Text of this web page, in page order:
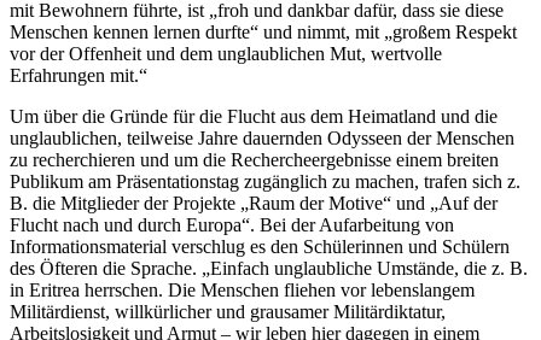
mit Bewohnern führte, ist „froh und dankbar dafür, dass sie diese
Menschen kennen lernen durfte“ und nimmt, mit „großem Respekt
vor der Offenheit und dem unglaublichen Mut, wertvolle
Erfahrungen mit.“
Um über die Gründe für die Flucht aus dem Heimatland und die
unglaublichen, teilweise Jahre dauernden Odysseen der Menschen
zu recherchieren und um die Rechercheergebnisse einem breiten
Publikum am Präsentationstag zugänglich zu machen, trafen sich z.
B. die Mitglieder der Projekte „Raum der Motive“ und „Auf der
Flucht nach und durch Europa“. Bei der Aufarbeitung von
Informationsmaterial verschlug es den Schülerinnen und Schülern
des Öfteren die Sprache. „Einfach unglaubliche Umstände, die z. B.
in Eritrea herrschen. Die Menschen fliehen vor lebenslangem
Militärdienst, willkürlicher und grausamer Militärdiktatur,
Arbeitslosigkeit und Armut – wir leben hier dagegen in einem